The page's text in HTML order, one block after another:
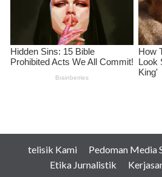
telisik Kami Pedoman Media
Etika Jurnalistik